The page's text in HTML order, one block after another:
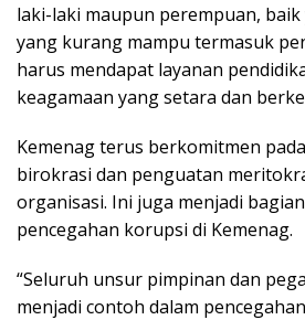
laki-laki maupun perempuan,
yang kurang mampu termasuk
harus mendapat layanan
keagamaan yang setara dan
Kemenag terus berkomitmen
birokrasi dan penguatan
organisasi. Ini juga menjadi
pencegahan korupsi di Kemenag.
“Seluruh unsur pimpinan dan
menjadi contoh dalam